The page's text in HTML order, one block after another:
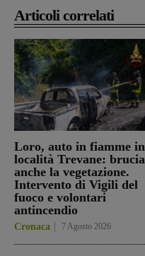
Articoli correlati
Loro, auto in fiamme in
località Trevane: brucia
anche la vegetazione.
Intervento di Vigili del
fuoco e volontari
antincendio
Cronaca 7 Agosto 2026